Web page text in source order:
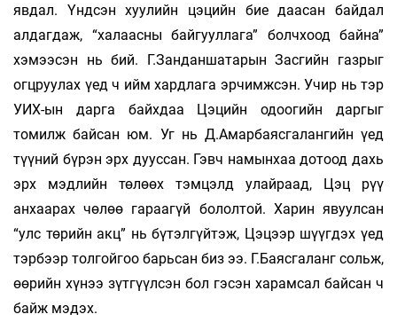
явдал. Үндсэн хуулийн цэцийн бие даасан байдал
алдагдаж, “халаасны байгууллага” болчхоод байна”
хэмээсэн нь бий. Г.Занданшатарын Засгийн газрыг
огцруулах үед ч ийм хардлага эрчимжсэн. Учир нь тэр
УИХ-ын дарга байхдаа Цэцийн одоогийн даргыг
томилж байсан юм. Уг нь Д.Амарбаясгалангийн үед
түүний бүрэн эрх дууссан. Гэвч намынхаа дотоод дахь
эрх мэдлийн төлөөх тэмцэлд улайраад, Цэц рүү
анхаарах чөлөө гараагүй бололтой. Харин явуулсан
“улс төрийн акц” нь бүтэлгүйтэж, Цэцээр шүүгдэх үед
тэрбээр толгойгоо барьсан биз ээ. Г.Баясгаланг сольж,
өөрийн хүнээ зүтгүүлсэн бол гэсэн харамсал байсан ч
байж мэдэх.